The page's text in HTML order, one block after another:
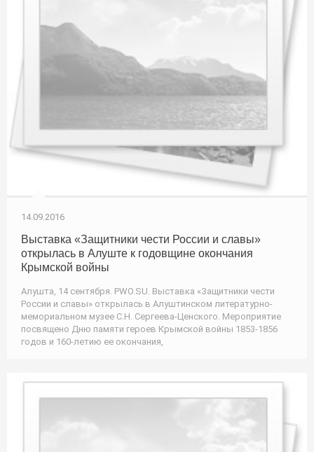
14.09.2016
Выставка «Защитники чести России и славы»
открылась в Алуште к годовщине окончания
Крымской войны
Алушта, 14 сентября. PWO.SU. Выставка «Защитники чести
России и славы» открылась в Алуштинском литературно-
мемориальном музее С.Н. Сергеева-Ценского. Мероприятие
посвящено Дню памяти героев Крымской войны 1853-1856
годов и 160-летию ее окончания,